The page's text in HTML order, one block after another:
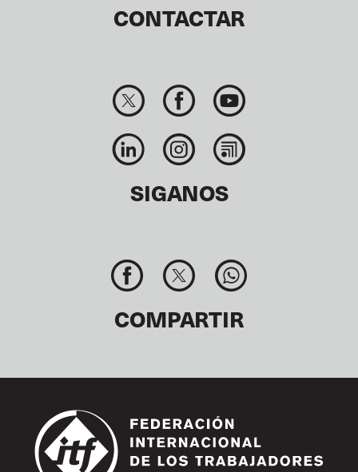
CONTACTAR
SIGANOS
COMPARTIR